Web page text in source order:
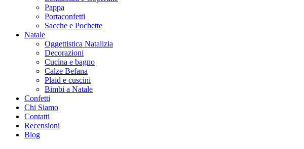
Pappa
Portaconfetti
Sacche e Pochette
Natale
Oggettistica Natalizia
Decorazioni
Cucina e bagno
Calze Befana
Plaid e cuscini
Bimbi a Natale
Confetti
Chi Siamo
Contatti
Recensioni
Blog